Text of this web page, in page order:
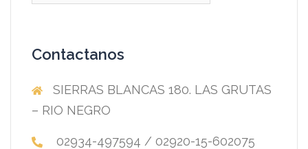
Contactanos
SIERRAS BLANCAS 180. LAS GRUTAS
– RIO NEGRO
02934-497594 / 02920-15-602075